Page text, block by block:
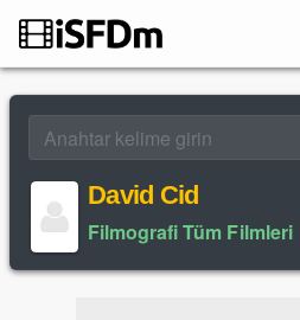
David Cid
Filmografi Tüm Filmleri